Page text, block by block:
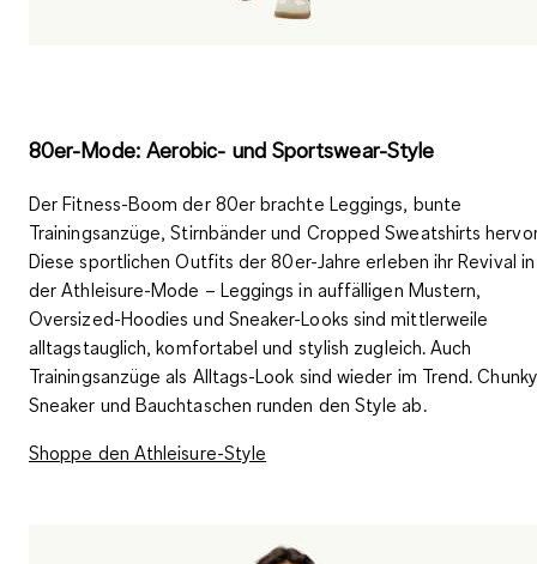
80er-Mode: Aerobic- und Sportswear-Style
Der Fitness-Boom der 80er brachte Leggings, bunte
Trainingsanzüge, Stirnbänder und Cropped Sweatshirts
Diese sportlichen Outfits der 80er-Jahre erleben ihr Revival in
derAthleisure-Mode – Leggings in auffälligen Mustern,
Oversized-Hoodies und Sneaker-Looks sind mittlerweile
alltagstauglich, komfortabel und stylish zugleich. Auch
Trainingsanzüge als Alltags-Look sind wieder im Trend. Chunky
Sneaker und Bauchtaschen runden den Style ab.
Shoppe den Athleisure-Style